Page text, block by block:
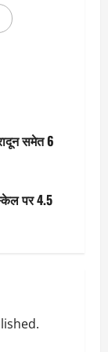
समेत 6
पर 4.5